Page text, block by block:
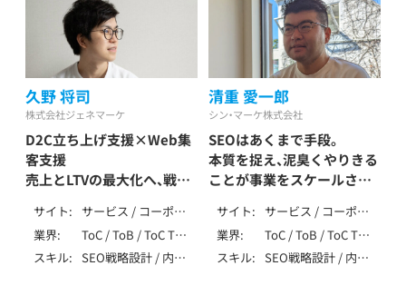
久野 将司
株式会社ジェネマーケ
D2C立ち上げ支援×Web集
客支援
売上とLTVの最大化へ、戦略
久野 将司/ Kuno Masashi
サイト
サービス / コーポレ
ート / ローカル / メ
ディア / アフィリエ
イト / EC / ポータ
業界
ToC / ToB / ToC ToB
/ マーケティング・
IT・テクノロジー /
スキル
SEO戦略設計 / 内部
清重 愛一郎
シン・マーケ株式会社
SEOはあくまで手段。
本質を捉え、泥臭くやりきる
ことが事業をスケールさせ
清重 愛一郎 / Kiyoshige
Aiichiro
サイト
サービス / コーポレ
ート / ローカル / メ
ディア / アフィリエ
イト / EC / ポータ
業界
ToC / ToB / ToC ToB
/ マーケティング・
IT・テクノロジー /
スキル
SEO戦略設計 / 内部